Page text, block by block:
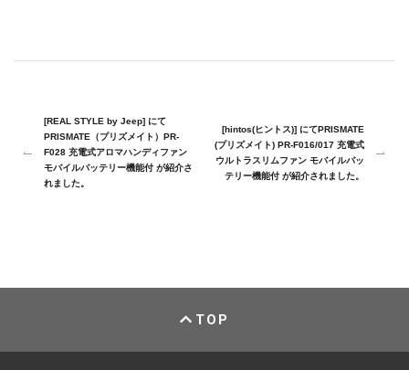
[REAL STYLE by Jeep] にて
PRISMATE（プリズメイト）PR-
F028 充電式アロマハンディファン
モバイルバッテリー機能付 が紹介さ
れました。
[hintos(ヒントス)] にてPRISMATE
(プリズメイト) PR-F016/017 充電式
ウルトラスリムファン モバイルバッ
テリー機能付 が紹介されました。
TOP